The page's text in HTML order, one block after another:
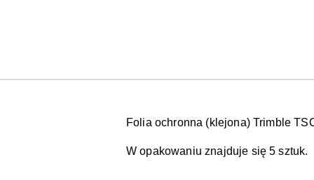
Folia ochronna (klejona) Trimble
W opakowaniu znajduje się 5 sztuk.